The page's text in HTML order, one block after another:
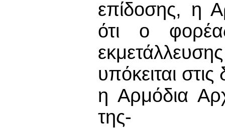
επίδοσης, η
ότι ο
υπόκειται
η Αρμόδια
της-